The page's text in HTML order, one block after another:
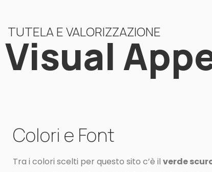
TUTELA E VALORIZZAZIONE
Visual
Colori e Font
Tra i colori scelti per questo sito c’è il verde